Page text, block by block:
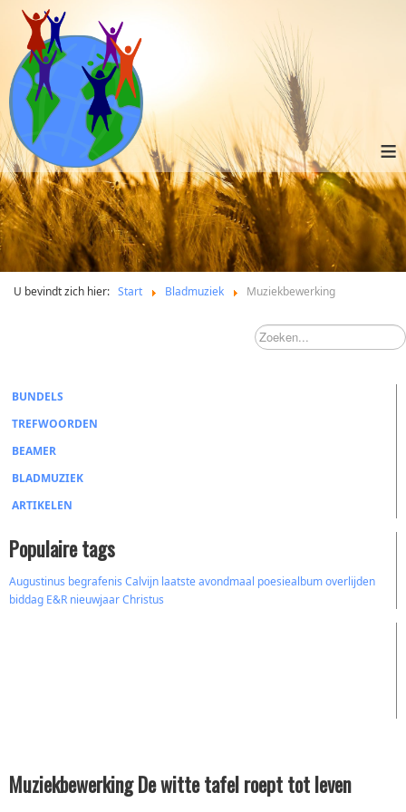
≡
U bevindt zich hier: Start Bladmuziek Muziekbewerking
BUNDELS
TREFWOORDEN
BEAMER
BLADMUZIEK
ARTIKELEN
Populaire tags
Augustinus begrafenis Calvijn laatste avondmaal poesiealbumoverlijden
biddag E&R nieuwjaarChristus
Muziekbewerking De witte tafel roept tot leven